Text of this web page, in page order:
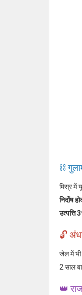
⛓️
मिस्र में
निर्दोष
उत्पत्ति
🔓
जेल में भी
2 साल
👑